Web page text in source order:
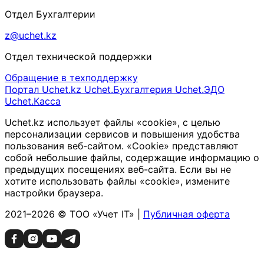
Отдел Бухгалтерии
z@uchet.kz
Отдел технической поддержки
Обращение в техподдержку
Портал Uchet.kz Uchet.Бухгалтерия Uchet.ЭДО
Uchet.Касса
Uchet.kz использует файлы «cookie», с целью
персонализации сервисов и повышения удобства
пользования веб-сайтом. «Cookie» представляют
собой небольшие файлы, содержащие информацию о
предыдущих посещениях веб-сайта. Если вы не
хотите использовать файлы «cookie», измените
настройки браузера.
2021–2026 © ТОО «Учет IT» | Публичная оферта